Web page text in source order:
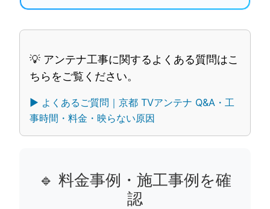
💡 アンテナ工事に関するよくある質問はこ
ちらをご覧ください。
▶︎ よくあるご質問｜京都 TVアンテナ Q&A・工
事時間・料金・映らない原因
🔹 料金事例・施工事例を確
認